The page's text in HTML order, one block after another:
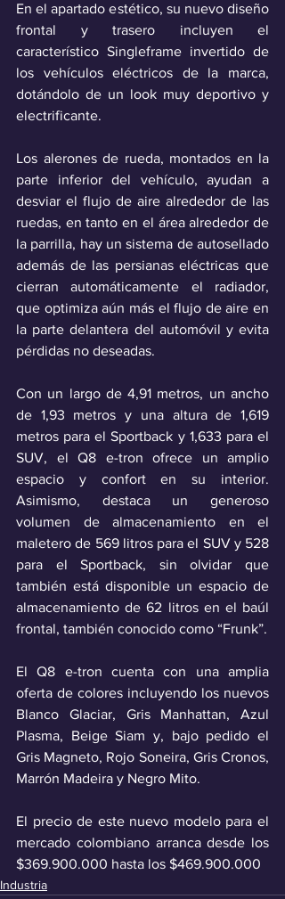
En el apartado estético, su nuevo diseño
frontal y trasero incluyen el
característico Singleframe invertido de
los vehículos eléctricos de la marca,
dotándolo de un look muy deportivo y
electrificante.
Los alerones de rueda, montados en la
parte inferior del vehículo, ayudan a
desviar el flujo de aire alrededor de las
ruedas, en tanto en el área alrededor de
la parrilla, hay un sistema de autosellado
además de las persianas eléctricas que
cierran automáticamente el radiador,
que optimiza aún más el flujo de aire en
la parte delantera del automóvil y evita
pérdidas no deseadas.
Con un largo de 4,91 metros, un ancho
de 1,93 metros y una altura de 1,619
metros para el Sportback y 1,633 para el
SUV, el Q8 e-tron ofrece un amplio
espacio y confort en su interior.
Asimismo, destaca un generoso
volumen de almacenamiento en el
maletero de 569 litros para el SUV y 528
para el Sportback, sin olvidar que
también está disponible un espacio de
almacenamiento de 62 litros en el baúl
frontal, también conocido como “Frunk”.
El Q8 e-tron cuenta con una amplia
oferta de colores incluyendo los nuevos
Blanco Glaciar, Gris Manhattan, Azul
Plasma, Beige Siam y, bajo pedido el
Gris Magneto, Rojo Soneira, Gris Cronos,
Marrón Madeira y Negro Mito.
El precio de este nuevo modelo para el
mercado colombiano arranca desde los
$369.900.000 hasta los $469.900.000
Industria